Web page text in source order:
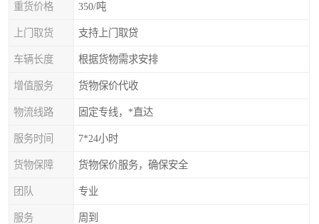
重货价格 350/吨
上门取货 支持上门取贷
车辆长度 根据货物需求安排
增值服务 货物保价代收
物流线路 固定专线，*直达
服务时间 7*24小时
货物保障 货物保价服务，确保安全
团队 专业
服务 周到